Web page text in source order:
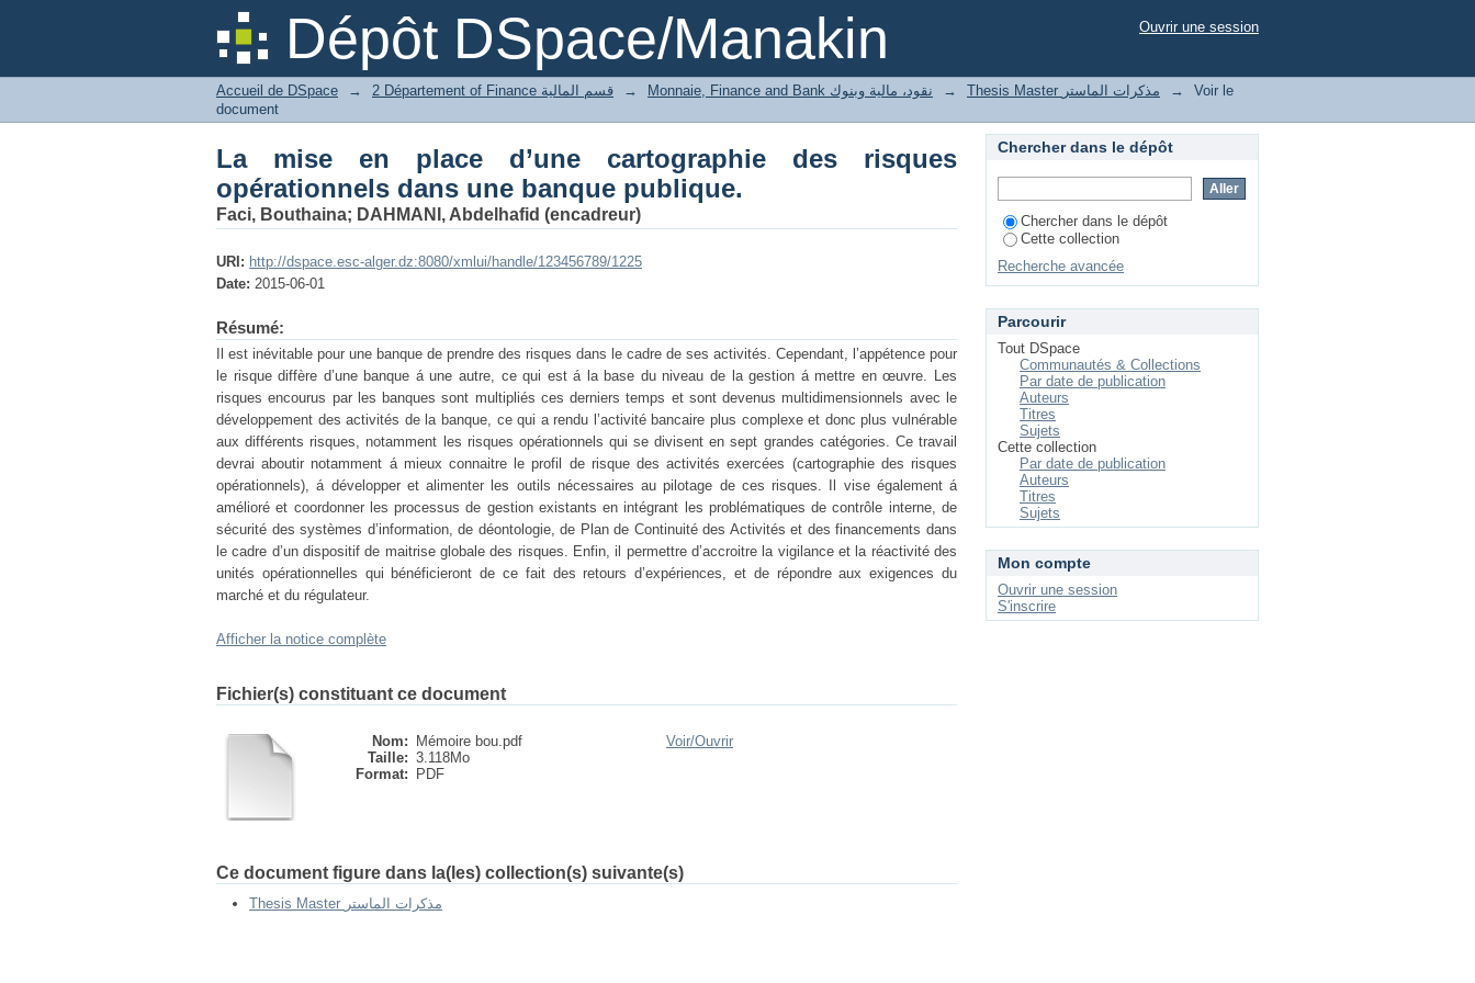
Dépôt DSpace/Manakin
La mise en place d’une cartographie des risques opérationnels dans une banque
publique.
Ouvrir une session
Accueil de DSpace → 2 Département of Finance قسم المالية → Monnaie, Finance and Bank نقود، مالية وبنوك → Thesis Master مذكرات الماستر →
Voir le
document
La mise en place d’une cartographie des risques
opérationnels dans une banque publique.
Faci, Bouthaina; DAHMANI, Abdelhafid (encadreur)
URI: http://dspace.esc-alger.dz:8080/xmlui/handle/123456789/1225
Date: 2015-06-01
Résumé:
Il est inévitable pour une banque de prendre des risques dans le cadre de ses activités. Cependant, l’appétence pour
le risque diffère d’une banque á une autre, ce qui est á la base du niveau de la gestion á mettre en œuvre. Les
risques encourus par les banques sont multipliés ces derniers temps et sont devenus multidimensionnels avec le
développement des activités de la banque, ce qui a rendu l’activité bancaire plus complexe et donc plus vulnérable
aux différents risques, notamment les risques opérationnels qui se divisent en sept grandes catégories. Ce travail
devrai aboutir notamment á mieux connaitre le profil de risque des activités exercées (cartographie des risques
opérationnels), á développer et alimenter les outils nécessaires au pilotage de ces risques. Il vise également á
amélioré et coordonner les processus de gestion existants en intégrant les problématiques de contrôle interne, de
sécurité des systèmes d’information, de déontologie, de Plan de Continuité des Activités et des financements dans
le cadre d’un dispositif de maitrise globale des risques. Enfin, il permettre d’accroitre la vigilance et la réactivité des
unités opérationnelles qui bénéficieront de ce fait des retours d’expériences, et de répondre aux exigences du
marché et du régulateur.
Afficher la notice complète
Fichier(s) constituant ce document
Nom:
Mémoire bou.pdf
Taille: 3.118Mo
Format:
PDF
Voir/Ouvrir
Ce document figure dans la(les) collection(s) suivante(s)
Thesis Master مذكرات الماستر
Chercher dans le dépôt
Chercher dans le dépôt
Cette collection
Recherche avancée
Parcourir
Tout DSpace
Communautés & Collections
Par date de publication
Auteurs
Titres
Sujets
Cette collection
Par date de publication
Auteurs
Titres
Sujets
Mon compte
Ouvrir une session
S'inscrire